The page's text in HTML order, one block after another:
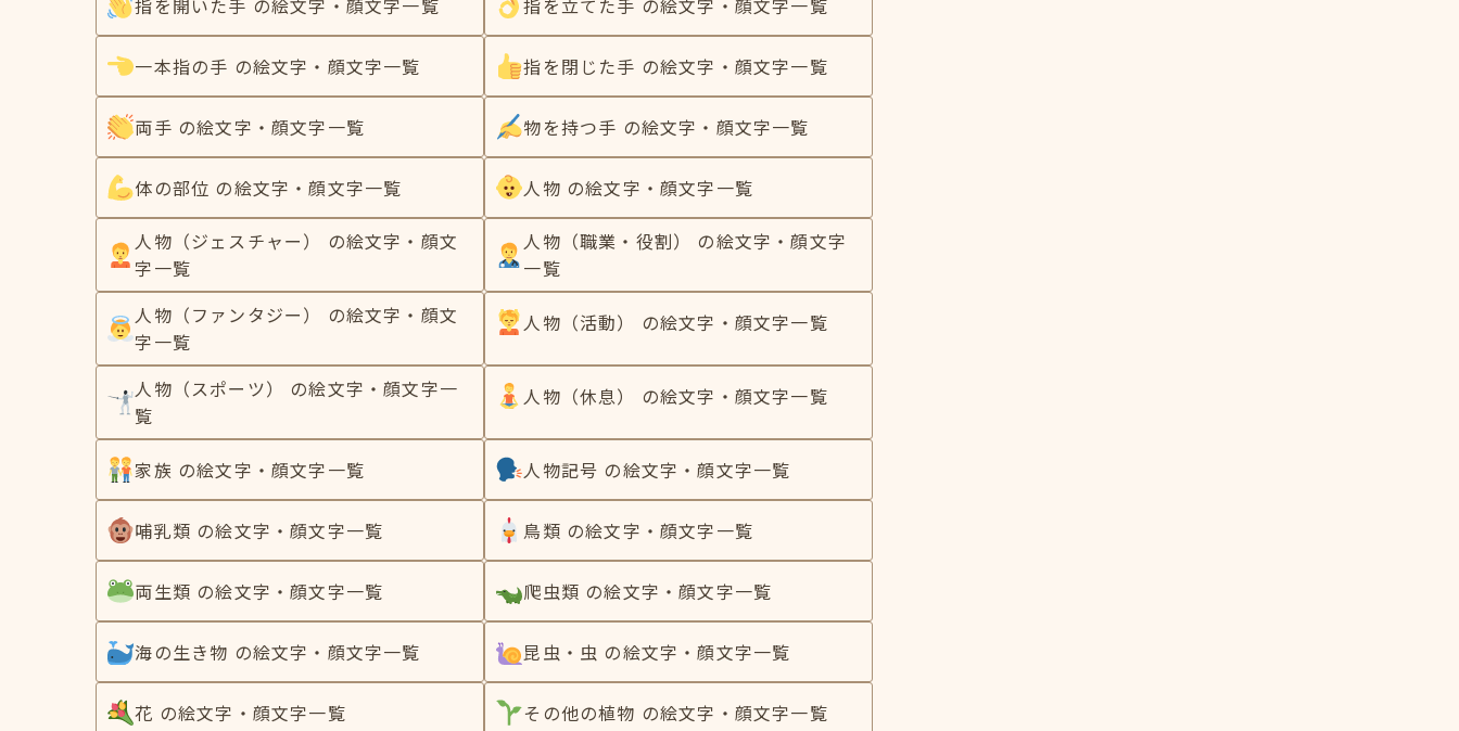
一本指の手 の絵文字・顔文字一覧 指を閉じた手 の絵文字・顔文字一覧
両手 の絵文字・顔文字一覧 物を持つ手 の絵文字・顔文字一覧
体の部位 の絵文字・顔文字一覧 人物 の絵文字・顔文字一覧
人物（ジェスチャー） の絵文字・顔文
字一覧
人物（職業・役割） の絵文字・顔文字
一覧
人物（ファンタジー） の絵文字・顔文
字一覧
人物（活動） の絵文字・顔文字一覧
人物（スポーツ） の絵文字・顔文字一
覧
人物（休息） の絵文字・顔文字一覧
家族 の絵文字・顔文字一覧 人物記号 の絵文字・顔文字一覧
哺乳類 の絵文字・顔文字一覧 鳥類 の絵文字・顔文字一覧
両生類 の絵文字・顔文字一覧 爬虫類 の絵文字・顔文字一覧
海の生き物 の絵文字・顔文字一覧 昆虫・虫 の絵文字・顔文字一覧
花 の絵文字・顔文字一覧 その他の植物 の絵文字・顔文字一覧